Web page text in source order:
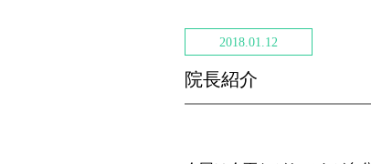
2018.01.12
院長紹介